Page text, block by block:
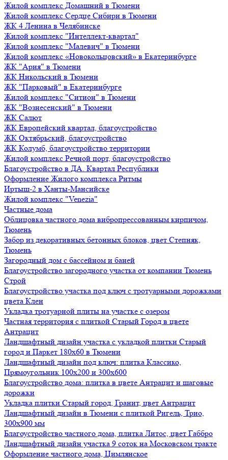
Жилой комплекс Домашний в Тюмени
Жилой комплекс Сердце Сибири в Тюмени
ЖК 4 Ленина в Челябинске
Жилой комплекс "Интеллект-квартал"
Жилой комплекс "Малевич" в Тюмени
Жилой комплекс «Новокольцовский» в Екатеринбурге
ЖК "Ария" в Тюмени
ЖК Никольский в Тюмени
ЖК "Парковый" в Екатеринбурге
Жилой комплекс "Ситион" в Тюмени
ЖК "Вознесенский" в Тюмени
ЖК Салют
ЖК Европейский квартал, благоустройство
ЖК Октябрьский, благоустройство
ЖК Колумб, благоустройство территории
Жилой комплекс Речной порт, благоустройство
Благоустройство в ДА. Квартал Республики
Оформление Жилого комплекса Ритмы
Иртыш-2 в Ханты-Мансийске
Жилой комплекс "Venezia"
Частные дома
Облицовка частного дома вибропрессованным кирпичом,
Тюмень
Забор из декоративных бетонных блоков, цвет Степняк,
Тюмень
Загородный дом с бассейном и баней
Благоустройство загородного участка от компании Тюмень
Строй
Благоустройство участка под ключ с тротуарными дорожками
цвета Клен
Укладка тротуарной плиты на участке с озером
Частная территория с плиткой Старый Город в цвете
Антрацит
Ландшафтный дизайн участка с укладкой плитки Старый
город и Паркет 180х60 в Тюмени
Ландшафтный дизайн под ключ: плитка Классико,
Прямоугольник 100х200 и 300х600
Благоустройство дома: плитка в цвете Антрацит и шаговые
дорожки
Укладка плитки Старый город, Гранит, цвет Антрацит
Ландшафтный дизайн в Тюмени с плиткой Ригель, Трио,
300х900 мм
Благоустройство частного дома, плитка Литос, цвет Габбро
Ландшафтный дизайн участка 9 соток на Московском тракте
Оформление частного дома, Цимлянское